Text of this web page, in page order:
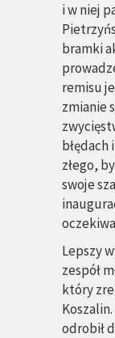
i w niej
bramki
remisu
zmianie
złego,
swoje
Lepszy
zespół
który
odrobił